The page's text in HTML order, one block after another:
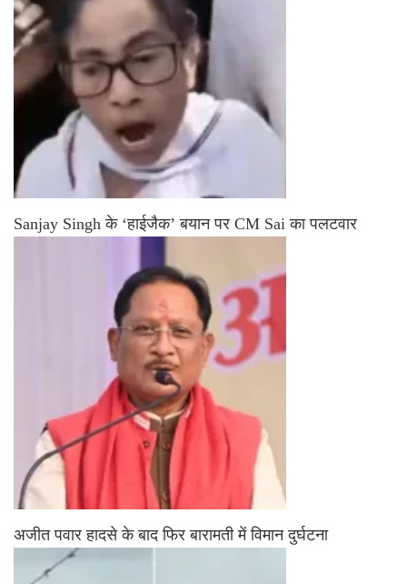
Sanjay Singh के ‘हाईजैक’ बयान पर CM Sai का पलटवार
अजीत पवार हादसे के बाद फिर बारामती में विमान दुर्घटना